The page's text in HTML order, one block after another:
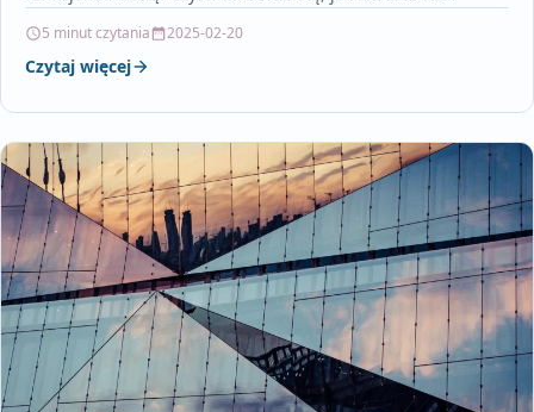
5 minut czytania 2025-02-20
Czytaj więcej